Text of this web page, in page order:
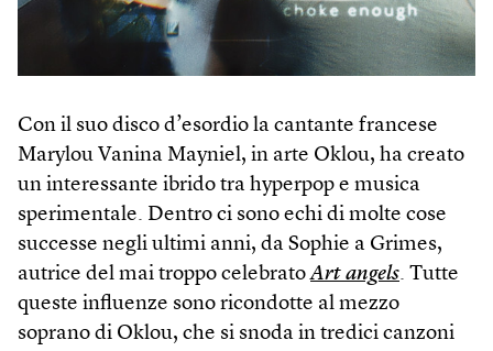
Con il suo disco d’esordio la cantante francese
Marylou Vanina Mayniel, in arte Oklou, ha creato
un interessante ibrido tra hyperpop e musica
sperimentale. Dentro ci sono echi di molte cose
successe negli ultimi anni, da Sophie a Grimes,
autrice del mai troppo celebratoArt angels. Tutte
queste influenze sono ricondotte al mezzo
soprano di Oklou, che si snoda in tredici canzoni